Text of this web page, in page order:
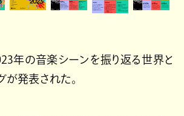
年の音楽シーンを振り返る世界と
が発表された。